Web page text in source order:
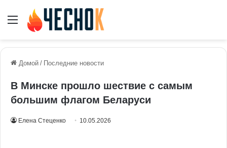
Меню
Домой / Последние новости
В Минске прошло шествие с самым
большим флагом Беларуси
Елена Стеценко 10.05.2026